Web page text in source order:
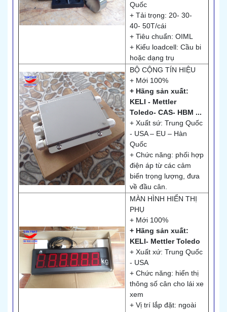
Quốc
+ Tải trọng: 20- 30-
40- 50T/cái
+ Tiêu chuẩn: OIML
+ Kiểu loadcell: Cầu bi
hoặc dạng trụ
BỘ CỘNG TÍN HIỆU
+ Mới 100%
+ Hãng sản xuất:
KELI - Mettler
Toledo- CAS- HBM ...
+ Xuất sứ: Trung Quốc
- USA – EU – Hàn
Quốc
+ Chức năng: phối hợp
điện áp từ các cảm
biến trọng lượng, đưa
về đầu cân.
MÀN HÌNH HIỂN THỊ
PHỤ
+ Mới 100%
+ Hãng sản xuất:
KELI- Mettler Toledo
+ Xuất xứ: Trung Quốc
- USA
+ Chức năng: hiển thị
thông số cân cho lái xe
xem
+ Vị trí lắp đặt: ngoài